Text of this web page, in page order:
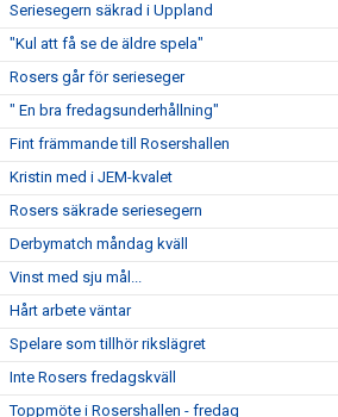
Seriesegern säkrad i Uppland
"Kul att få se de äldre spela"
Rosers går för serieseger
" En bra fredagsunderhållning"
Fint främmande till Rosershallen
Kristin med i JEM-kvalet
Rosers säkrade seriesegern
Derbymatch måndag kväll
Vinst med sju mål...
Hårt arbete väntar
Spelare som tillhör rikslägret
Inte Rosers fredagskväll
Toppmöte i Rosershallen - fredag